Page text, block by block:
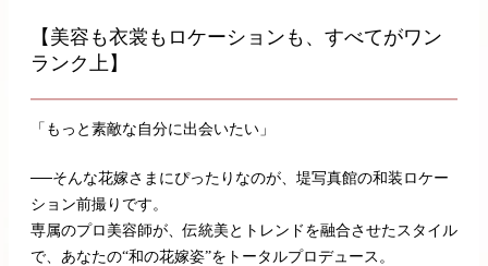
【美容も衣裳もロケーションも、すべてがワン
ランク上】
「もっと素敵な自分に出会いたい」
──そんな花嫁さまにぴったりなのが、堤写真館の和装ロケー
ション前撮りです。
専属のプロ美容師が、伝統美とトレンドを融合させたスタイル
で、あなたの“和の花嫁姿”をトータルプロデュース。